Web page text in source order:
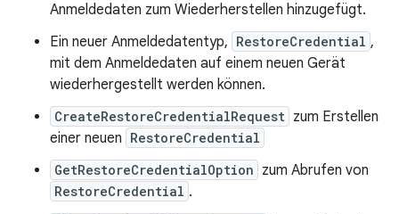
Anmeldedaten zum Wiederherstellen hinzugefügt.
Ein neuer Anmeldedatentyp, RestoreCredential ,
mit dem Anmeldedaten auf einem neuen Gerät
wiederhergestellt werden können.
CreateRestoreCredentialRequest zum Erstellen
einer neuen RestoreCredential
GetRestoreCredentialOption zum Abrufen von
RestoreCredential .